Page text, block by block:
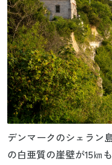
デンマークのシェラン
の白亜質の崖壁が15㎞